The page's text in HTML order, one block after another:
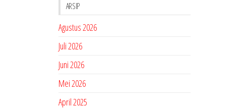
ARSIP
Agustus 2026
Juli 2026
Juni 2026
Mei 2026
April 2025